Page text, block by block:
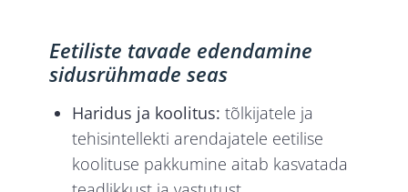
Eetiliste tavade edendamine
sidusrühmade seas
Haridus ja koolitus: tõlkijatele ja
tehisintellekti arendajatele eetilise
koolituse pakkumine aitab kasvatada